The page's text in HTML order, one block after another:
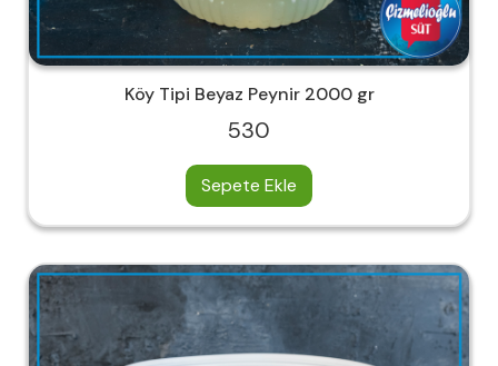
Köy Tipi Beyaz Peynir 2000 gr
530
Sepete Ekle